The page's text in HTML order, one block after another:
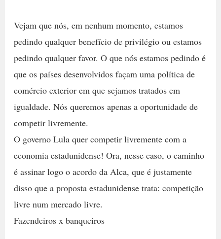
Vejam que nós, em nenhum momento, estamos
pedindo qualquer benefício de privilégio ou estamos
pedindo qualquer favor. O que nós estamos pedindo é
que os países desenvolvidos façam uma política de
comércio exterior em que sejamos tratados em
igualdade. Nós queremos apenas a oportunidade de
competir livremente.
O governo Lula quer competir livremente com a
economia estadunidense! Ora, nesse caso, o caminho
é assinar logo o acordo da Alca, que é justamente
disso que a proposta estadunidense trata: competição
livre num mercado livre.
Fazendeiros x banqueiros